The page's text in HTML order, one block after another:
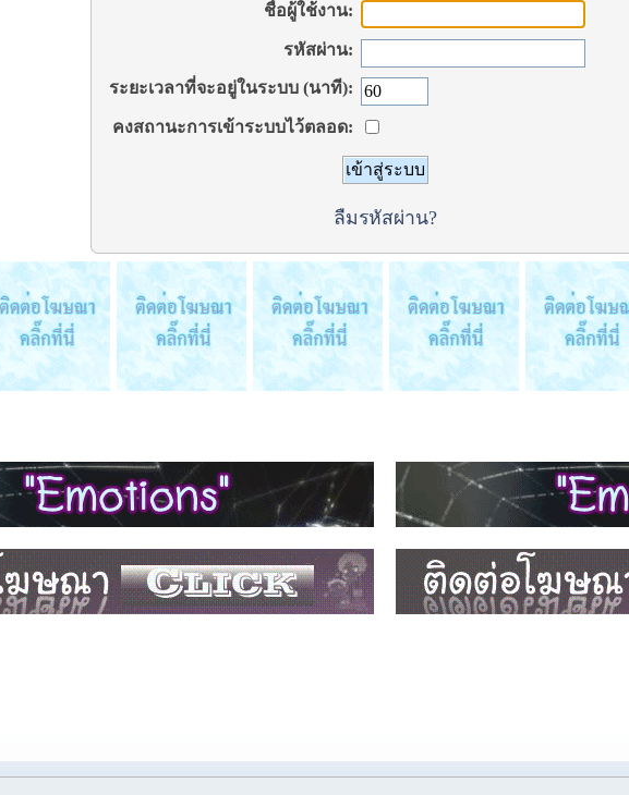
ชื่อผู้ใช้งาน:
รหัสผ่าน:
ระยะเวลาที่จะอยู่ในระบบ (นาที):
คงสถานะการเข้าระบบไว้ตลอด:
ลืมรหัสผ่าน?